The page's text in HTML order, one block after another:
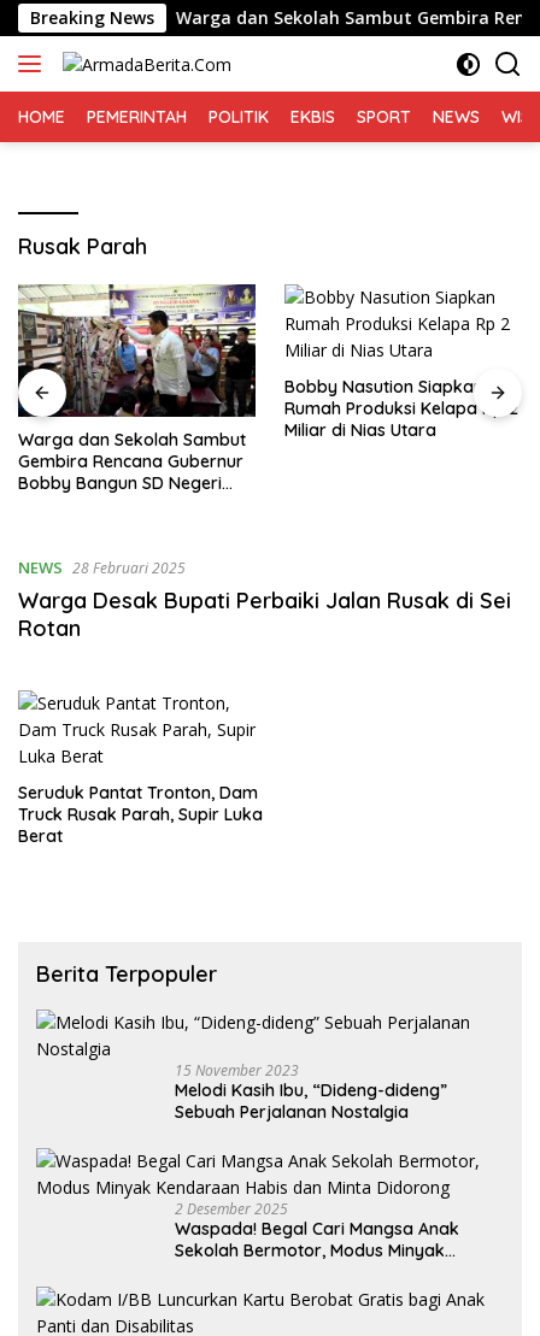
Langsung
ke
konten
Breaking NewsWarga dan Sekolah Sambut Gembira Rencana
HOME PEMERINTAH POLITIK EKBIS SPORT NEWS
Rusak Parah
Warga dan Sekolah Sambut
Gembira Rencana Gubernur
Bobby Bangun SD Negeri
Bobby Nasution Siapkan
Rumah Produksi Kelapa Rp 2
Miliar di Nias Utara
NEWS 28 Februari 2025
Warga Desak Bupati Perbaiki Jalan Rusak di Sei
Rotan
Seruduk Pantat Tronton, Dam
Truck Rusak Parah, Supir Luka
Berat
Berita Terpopuler
15 November 2023
Melodi Kasih Ibu, “Dideng-dideng”
Sebuah Perjalanan Nostalgia
2 Desember 2025
Waspada! Begal Cari Mangsa Anak
Sekolah Bermotor, Modus Minyak